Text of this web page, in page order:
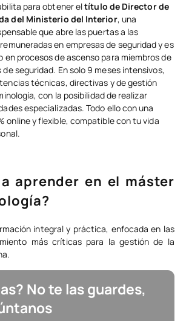
para obtener eltítulo de Director de
del Ministerio del Interior, una
que abre las puertas a las
en empresas de seguridad y es
en procesos de ascenso para miembros de
seguridad. En solo 9 meses intensivos,
técnicas, directivas y de gestión
con la posibilidad de realizar
especializadas. Todo ello con una
online y flexible, compatible con tu vida
a aprender en el máster
integral y práctica, enfocada en las
más críticas para la gestión de la
No te las guardes,